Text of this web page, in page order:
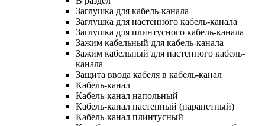
Заглушка для кабель-канала
Заглушка для настенного кабель-канала
Заглушка для плинтусного кабель-канала
Зажим кабельный для кабель-канала
Зажим кабельный для настенного кабель-
канала
Защита ввода кабеля в кабель-канал
Кабель-канал
Кабель-канал напольный
Кабель-канал настенный (парапетный)
Кабель-канал плинтусный